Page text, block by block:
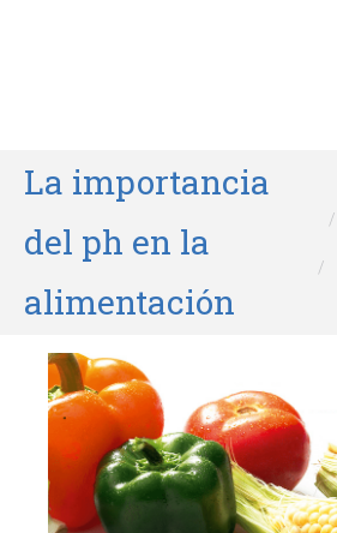
La importancia
del ph en la
alimentación